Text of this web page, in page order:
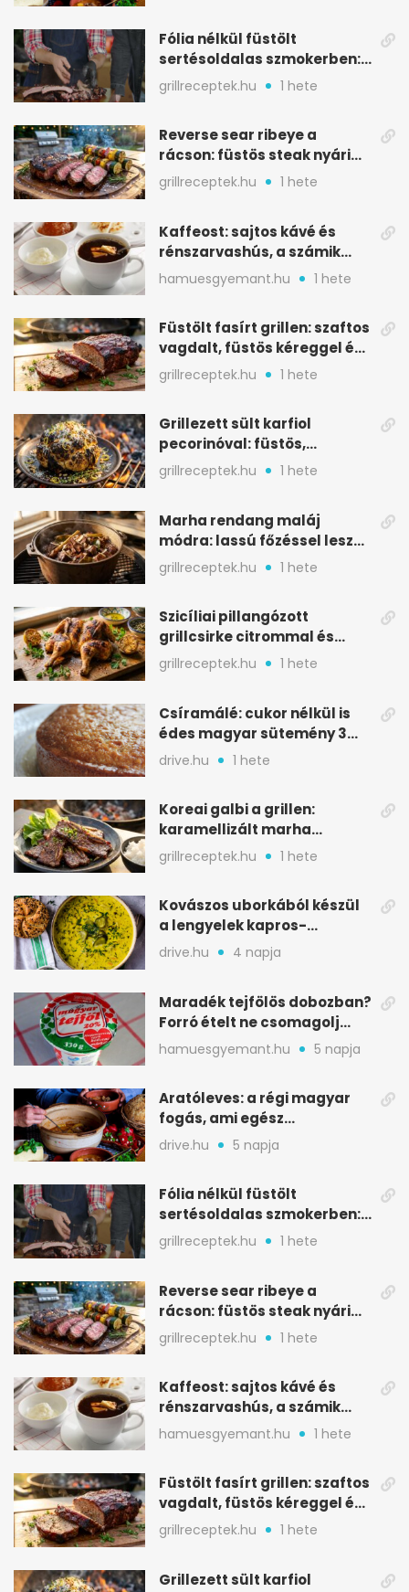
Fólia nélkül füstölt
sertésoldalas szmokerben:
ropogós bark, 6 óra
grillreceptek.hu 1 hete
Reverse sear ribeye a
rácson: füstös steak nyári
tökkebabbal
grillreceptek.hu 1 hete
Kaffeost: sajtos kávé és
rénszarvashús, a számik
melegítő itala
hamuesgyemant.hu 1 hete
Füstölt fasírt grillen: szaftos
vagdalt, füstös kéreggel és
BBQ mázzal
grillreceptek.hu 1 hete
Grillezett sült karfiol
pecorinóval: füstös,
karamellizált nyári kedvenc
grillreceptek.hu 1 hete
Marha rendang maláj
módra: lassú főzéssel lesz
igazán szaftos
grillreceptek.hu 1 hete
Szicíliai pillangózott
grillcsirke citrommal és
oregánóval
grillreceptek.hu 1 hete
Csíramálé: cukor nélkül is
édes magyar sütemény 3
alapanyagból
drive.hu 1 hete
Koreai galbi a grillen:
karamellizált marha
rövidborda gyorsan
grillreceptek.hu 1 hete
Kovászos uborkából készül
a lengyelek kapros-
savanykás levese
drive.hu 4 napja
Maradék tejfölös dobozban?
Forró ételt ne csomagolj
ilyen tégelybe
hamuesgyemant.hu 5 napja
Aratóleves: a régi magyar
fogás, ami egész
csapatokat jóllakatott
drive.hu 5 napja
Fólia nélkül füstölt
sertésoldalas szmokerben:
ropogós bark, 6 óra
grillreceptek.hu 1 hete
Reverse sear ribeye a
rácson: füstös steak nyári
tökkebabbal
grillreceptek.hu 1 hete
Kaffeost: sajtos kávé és
rénszarvashús, a számik
melegítő itala
hamuesgyemant.hu 1 hete
Füstölt fasírt grillen: szaftos
vagdalt, füstös kéreggel és
BBQ mázzal
grillreceptek.hu 1 hete
Grillezett sült karfiol